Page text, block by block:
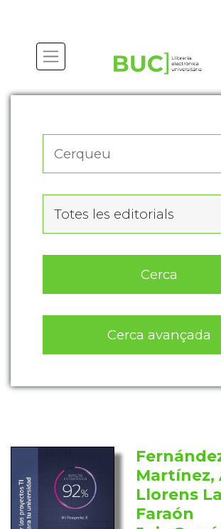
Totes les editorials
Cerca
Cerca avançada
Martínez,
Llorens
Faraón